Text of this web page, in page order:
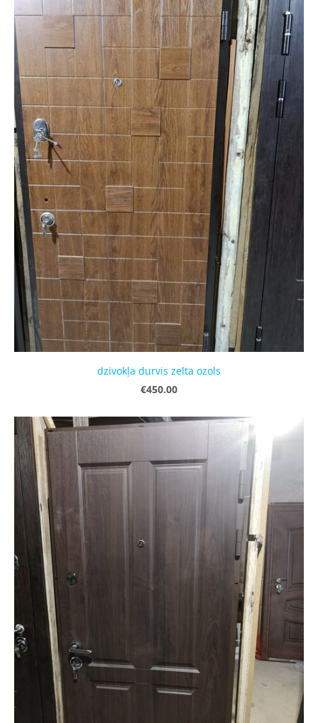
dzivokļa durvis zelta ozols
€450.00